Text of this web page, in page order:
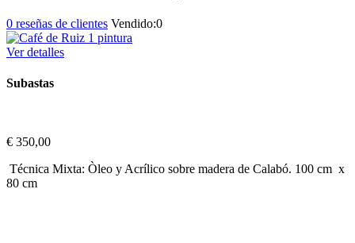
0 reseñas de clientes Vendido:0
Ver detalles
Subastas
€ 350,00
Técnica Mixta: Òleo y Acrílico sobre madera de Calabó. 100 cm x
80 cm